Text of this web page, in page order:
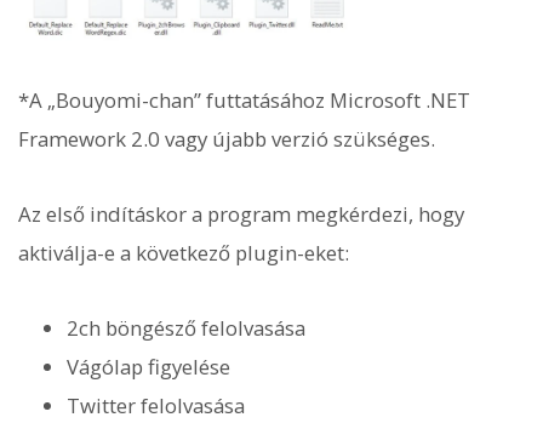
*A „Bouyomi-chan” futtatásához Microsoft .NET
Framework 2.0 vagy újabb verzió szükséges.
Az első indításkor a program megkérdezi, hogy
aktiválja-e a következő plugin-eket:
2ch böngésző felolvasása
Vágólap figyelése
Twitter felolvasása